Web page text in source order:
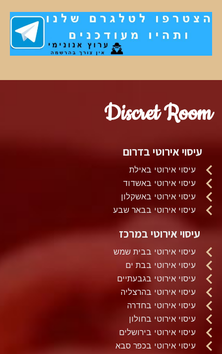
Discret Room
עיסוי אירוטי בדרום
עיסוי אירוטי באילת
עיסוי אירוטי באשדוד
עיסוי אירוטי באשקלון
עיסוי אירוטי בבאר שבע
עיסוי אירוטי במרכז
עיסוי אירוטי בבית שמש
עיסוי אירוטי בבת ים
עיסוי אירוטי בגבעתיים
עיסוי אירוטי בהרצליה
עיסוי אירוטי בחדרה
עיסוי אירוטי בחולון
עיסוי אירוטי בירושלים
עיסוי אירוטי בכפר סבא